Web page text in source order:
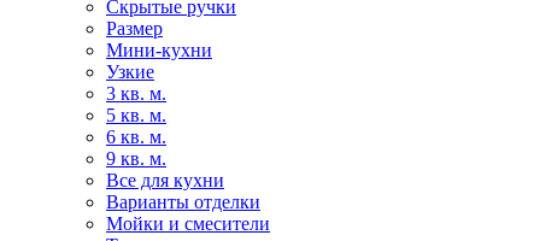
Скрытые ручки
Размер
Мини-кухни
Узкие
3 кв. м.
5 кв. м.
6 кв. м.
9 кв. м.
Все для кухни
Варианты отделки
Мойки и смесители